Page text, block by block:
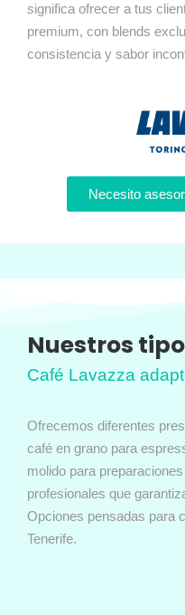
significa ofrecer a tus
premium, con blends
consistencia y sabor
Necesito
Nuestros
Café Lavazza
Ofrecemos diferentes
café en grano para
molido para
profesionales que
Opciones pensadas para
Tenerife.